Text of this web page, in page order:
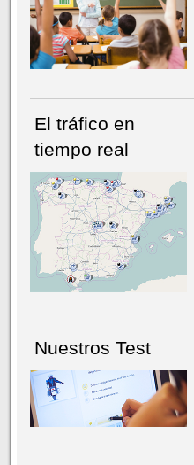
NÚMERO ACTUALHEMEROTECA
El tráfico en
tiempo real
Nuestros Test